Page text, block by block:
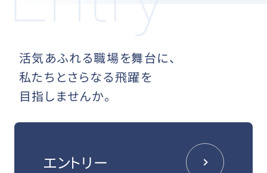
活気あふれる職場を舞台に、
私たちとさらなる飛躍を
目指しませんか。
エントリー